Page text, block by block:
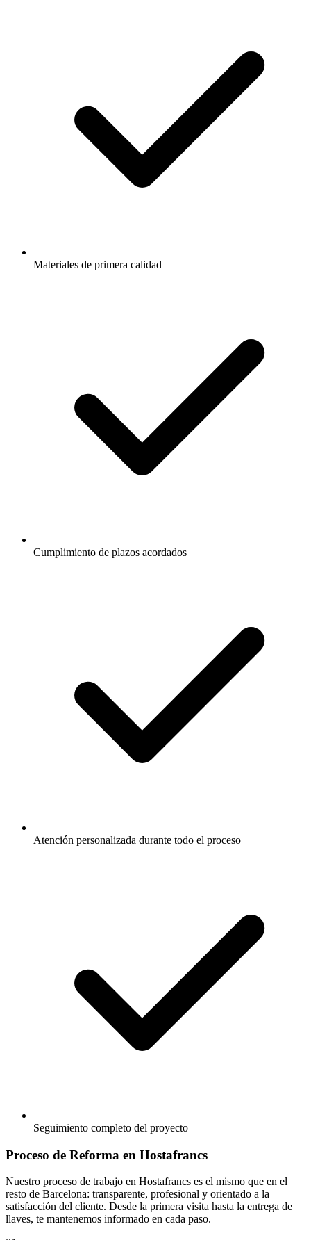
Materiales de primera calidad
Cumplimiento de plazos acordados
Atención personalizada durante todo el proceso
Seguimiento completo del proyecto
Proceso de Reforma en Hostafrancs
Nuestro proceso de trabajo en Hostafrancs es el mismo que en el
resto de Barcelona: transparente, profesional y orientado a la
satisfacción del cliente. Desde la primera visita hasta la entrega de
llaves, te mantenemos informado en cada paso.